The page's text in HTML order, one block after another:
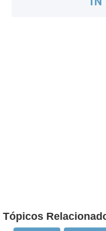
Tópicos